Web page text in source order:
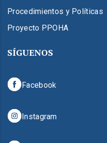
Procedimientos y Políticas
Proyecto PPOHA
SÍGUENOS
Facebook
Instagram